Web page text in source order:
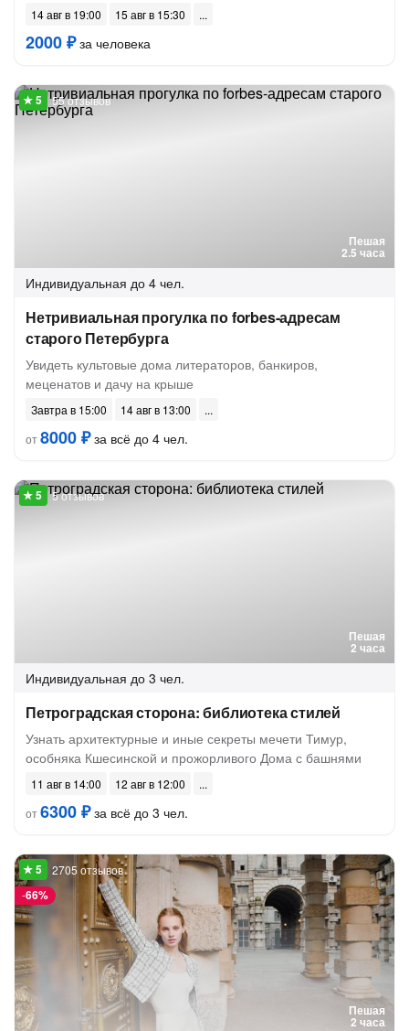
14 авг в 19:00 15 авг в 15:30
2000 ₽за человека
Пешая
2.5 часа
55 отзывов
Индивидуальная до 4 чел.
Нетривиальная прогулка по forbes-адресам
старого Петербурга
Увидеть культовые дома литераторов, банкиров,
меценатов и дачу на крыше
Завтра в 15:00
14 авг в 13:00
от8000 ₽за всё до 4 чел.
Пешая
2 часа
5 отзывов
Индивидуальная до 3 чел.
Петроградская сторона: библиотека стилей
Узнать архитектурные и иные секреты мечети Тимур,
особняка Кшесинской и прожорливого Дома с башнями
11 авг в 14:00
12 авг в 12:00
от6300 ₽за всё до 3 чел.
Пешая
2 часа
-66%
2705 отзывов